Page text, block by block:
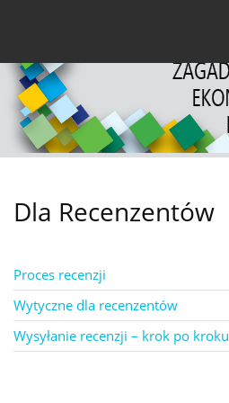
Dla Recenzentów
Proces recenzji
Wytyczne dla recenzentów
Wysyłanie recenzji – krok po kroku